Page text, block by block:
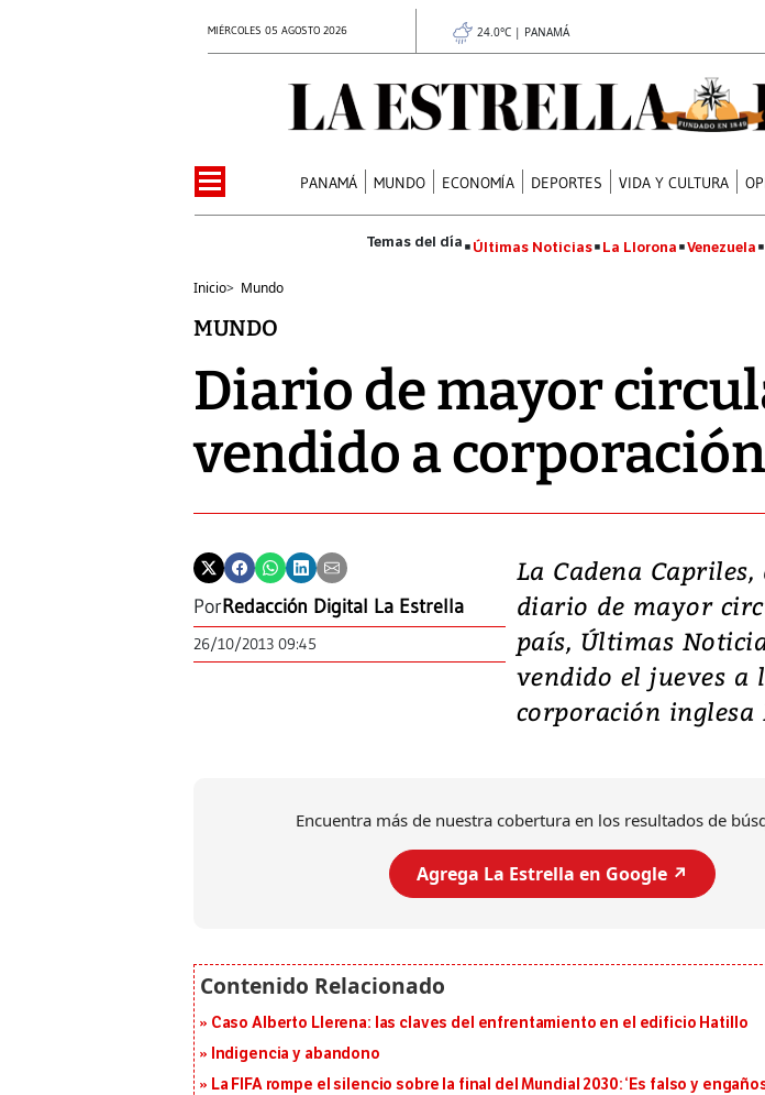
MIÉRCOLES 05 AGOSTO 2026 24.0°C | PANAMÁ
PANAMÁ MUNDO ECONOMÍA DEPORTES VIDA Y CULTURA
Últimas Noticias La Llorona Venezuela
Inicio> Mundo
MUNDO
Diario de mayor
vendido a
PorRedacción Digital La Estrella
26/10/2013 09:45
La Cadena Capriles,
diario de mayor
país, Últimas
vendido el jueves a
corporación inglesa
Encuentra más de nuestra cobertura en los resultados de
Agrega La Estrella en Google ↗️
Caso Alberto Llerena: las claves del enfrentamiento en el edificio Hatillo
Indigencia y abandono
La FIFA rompe el silencio sobre la final del Mundial 2030: ‘Es falso y
Video,
deja
daños en
al sur de Japón,